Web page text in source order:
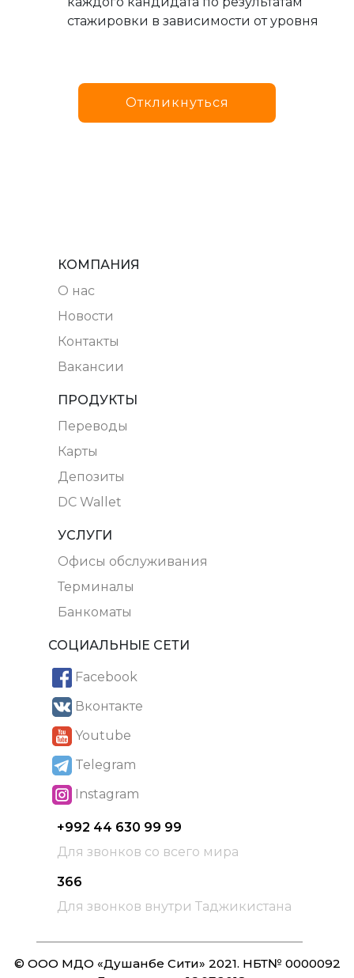
стажировки в зависимости от уровня
Откликнуться
КОМПАНИЯ
O нас
Новости
Контакты
Вакансии
ПРОДУКТЫ
Переводы
Карты
Депозиты
DC Wallet
УСЛУГИ
Офисы обслуживания
Терминалы
Банкоматы
СОЦИАЛЬНЫЕ СЕТИ
Facebook
Вконтакте
Youtube
Telegram
Instagram
+992 44 630 99 99
Для звонков со всего мира
366
Для звонков внутри Таджикистана
© ООО МДО «Душанбе Сити» 2021. НБТ№ 0000092